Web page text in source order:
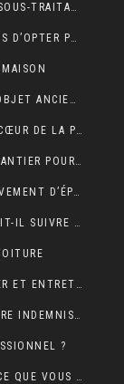
POURQUOI CHOISIR LA TUNISIE POUR VOTRE SOUS-TRAITANCE INDUSTRIELLE?
ENTRETIEN DE CHEMINÉE : 3 BONNES RAISONS D’OPTER POUR LE RAMONAGE MÉCANIQUE
CONSEILS D’EXPERT POUR RECONNAITRE UN OBJET ANCIEN AUTHENTIQUE
GRAVURE LASER EN TUNISIE : UN VOYAGE AU CŒUR DE LA PERSONNALISATION
LA LOCATION D’UNE BENNE À DÉCHETS DE CHANTIER POUR UNE ENTREPRISE
QUAND POUVEZ-VOUS BÉNÉFICIER D’UN ENLÈVEMENT D’ÉPAVE GRATUIT EN FRANCE ? : GUIDE COMPLET
POURQUOI UN MANAGER D’ENTREPRISE DEVRAIT-IL SUIVRE UNE FORMATION EN COMMUNICATION ?
SÉLECTIONNER UN COUVREUR POUR INSTALLER ET ENTRETENIR VOTRE TOIT
EXPERTISE SÉCHERESSE : COMMENT VOUS FAIRE INDEMNISER PAR VOTRE ASSURANCE HABITATION ?
?
INFIRMIÈRE LIBÉRALE INSTALLATION : TOUT CE QUE VOUS DEVEZ SAVOIR